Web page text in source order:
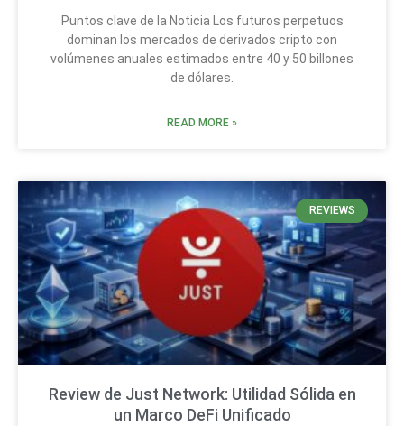
Puntos clave de la Noticia Los futuros perpetuos
dominan los mercados de derivados cripto con
volúmenes anuales estimados entre 40 y 50 billones
de dólares.
READ MORE »
REVIEWS
Review de Just Network: Utilidad Sólida en
un Marco DeFi Unificado